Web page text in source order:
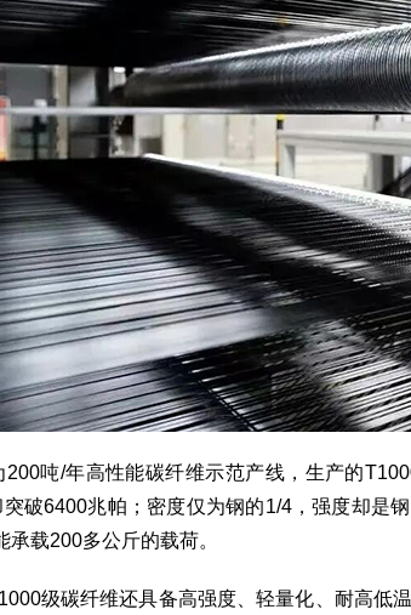
200吨/年高性能碳纤维示范产线，生产的
破6400兆帕；密度仅为钢的1/4，强度却是
载200多公斤的载荷。
级碳纤维还具备高强度、轻量化、耐高低